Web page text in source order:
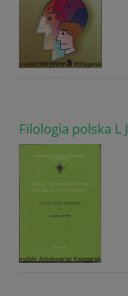
Filologia polska L